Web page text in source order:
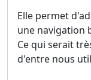
Elle permet
une navigation
Ce qui serait
d'entre nous